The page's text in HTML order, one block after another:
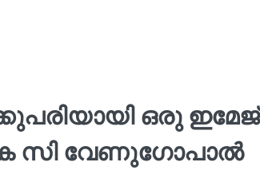
ഒരു ഇമേജ്
കെ സി വേണുഗോപാല്‍